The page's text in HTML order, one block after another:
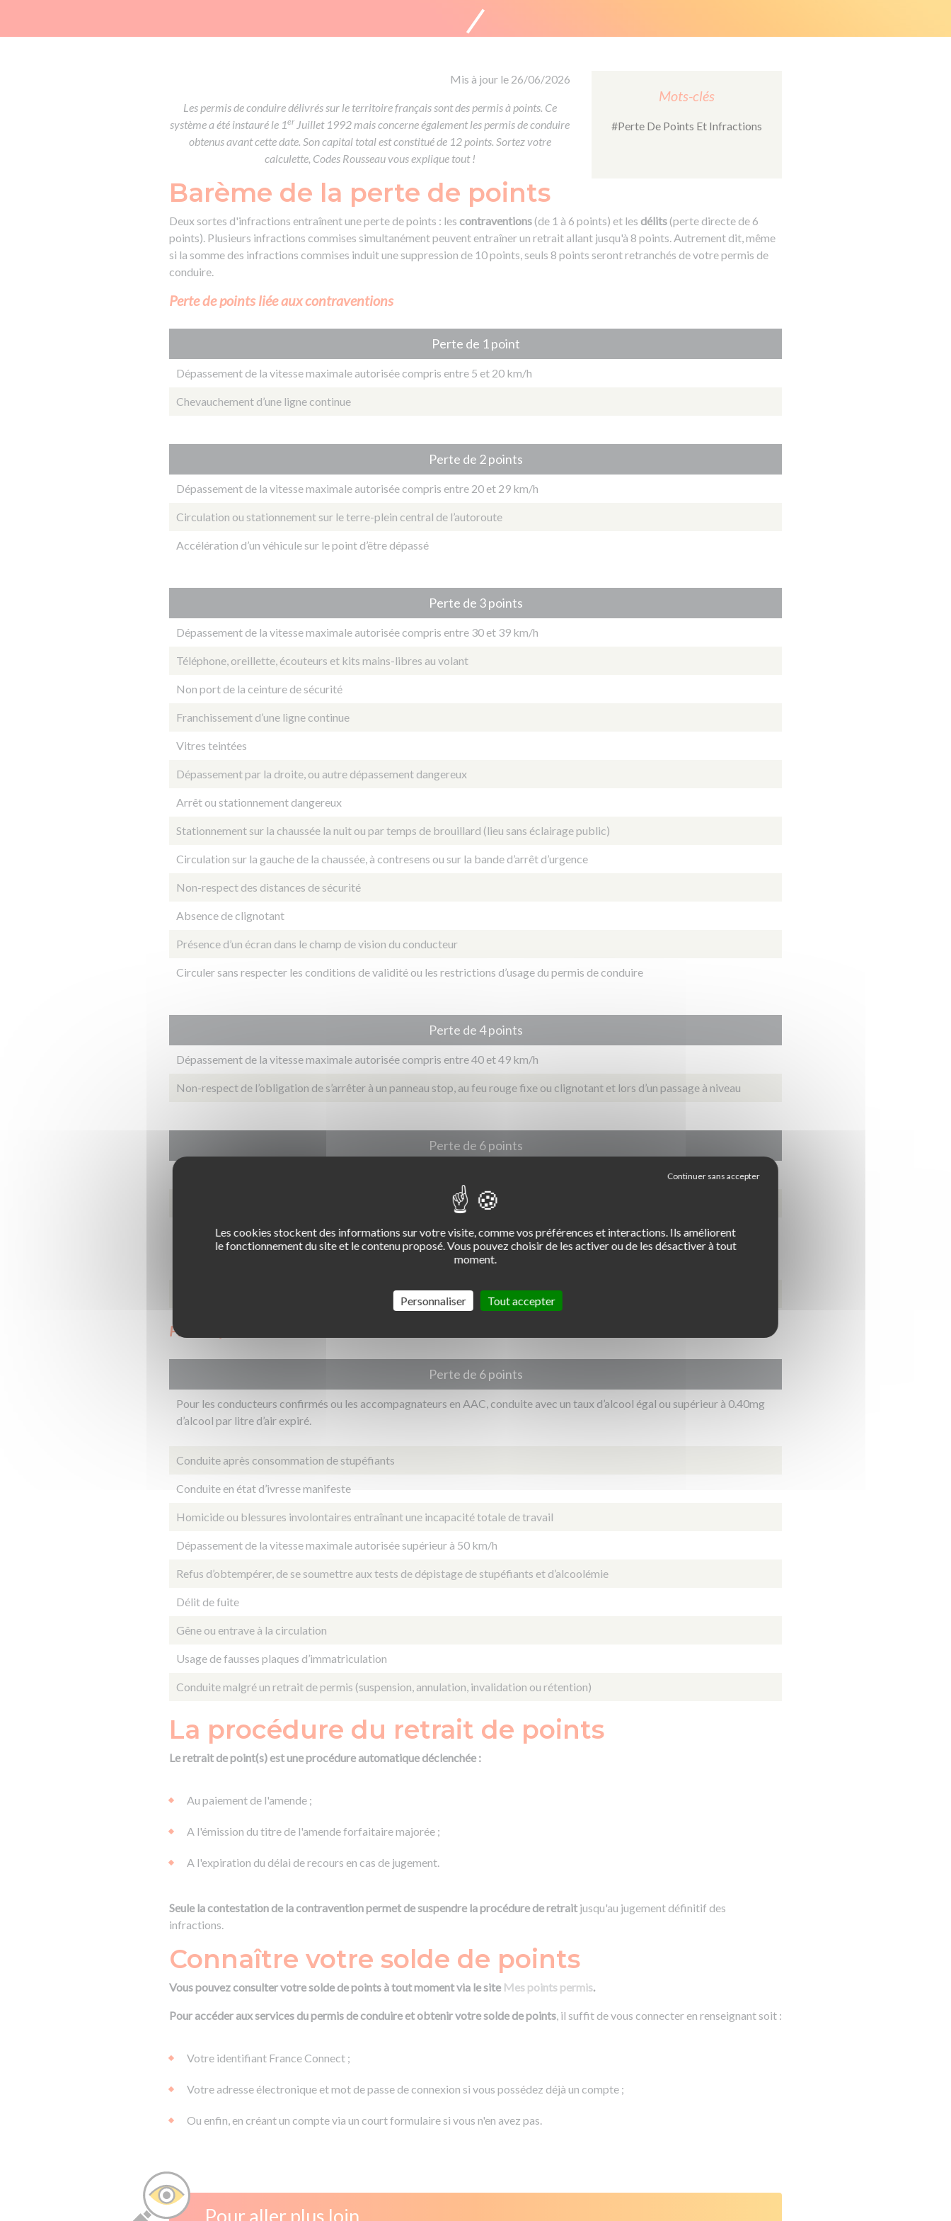
Devenir enseignant de la conduite
Mis à jour le 26/06/2026
Les permis de conduire délivrés sur le territoire français sont des permis à points. Ce
système a été instauré le 1er Juillet 1992 mais concerne également les permis de conduire
obtenus avant cette date. Son capital total est constitué de 12 points. Sortez votre
calculette, Codes Rousseau vous explique tout !
Mots-clés
#Perte De Points Et Infractions
Barème de la perte de points
Deux sortes d'infractions entraînent une perte de points : les contraventions(de 1 à 6 points) et les délits(perte directe de 6
points). Plusieurs infractions commises simultanément peuvent entraîner un retrait allant jusqu'à 8 points. Autrement dit, même
si la somme des infractions commises induit une suppression de 10 points, seuls 8 points seront retranchés de votre permis de
conduire.
Perte de points liée aux contraventions
Perte de 1 point
Dépassement de la vitesse maximale autorisée compris entre 5 et 20 km/h
Chevauchement d’une ligne continue
Perte de 2 points
Dépassement de la vitesse maximale autorisée compris entre 20 et 29 km/h
Circulation ou stationnement sur le terre-plein central de l’autoroute
Accélération d’un véhicule sur le point d’être dépassé
Perte de 3 points
Dépassement de la vitesse maximale autorisée compris entre 30 et 39 km/h
Téléphone, oreillette, écouteurs et kits mains-libres au volant
Non port de la ceinture de sécurité
Franchissement d’une ligne continue
Vitres teintées
Dépassement par la droite, ou autre dépassement dangereux
Arrêt ou stationnement dangereux
Stationnement sur la chaussée la nuit ou par temps de brouillard (lieu sans éclairage public)
Circulation sur la gauche de la chaussée, à contresens ou sur la bande d’arrêt d’urgence
Non-respect des distances de sécurité
Absence de clignotant
Présence d’un écran dans le champ de vision du conducteur
Circuler sans respecter les conditions de validité ou les restrictions d’usage du permis de conduire
Perte de 4 points
Dépassement de la vitesse maximale autorisée compris entre 40 et 49 km/h
Non-respect de l’obligation de s’arrêter à un panneau stop, au feu rouge fixe ou clignotant et lors d’un passage à niveau
Perte de 6 points
Circulation avec un détecteur de radar, un avertisseur ou un système antiradar
Pour les conducteurs confirmés ou les accompagnateurs en AAC, conduite avec un taux d’alcool égal ou supérieur à 0.25mg
et inférieur à 0.40mg d’alcool par litre d’air expiré. Pour les conducteurs en période probatoire, conduite avec un taux d'alcool
égal ou supérieur à 0.10mg et inférieur à 0.40mg par litre d'air expiré.
Non-respect des règles de priorité aux autres véhicules et aux piétons
Perte de points liée aux délits
Perte de 6 points
Pour les conducteurs confirmés ou les accompagnateurs en AAC, conduite avec un taux d’alcool égal ou supérieur à 0.40mg
d’alcool par litre d’air expiré​.
Conduite après consommation de stupéfiants
Conduite en état d’ivresse manifeste
Homicide ou blessures involontaires entraînant une incapacité totale de travail
Dépassement de la vitesse maximale autorisée supérieur à 50 km/h
Refus d’obtempérer, de se soumettre aux tests de dépistage de stupéfiants et d’alcoolémie
Délit de fuite
Gêne ou entrave à la circulation
Usage de fausses plaques d’immatriculation
Conduite malgré un retrait de permis (suspension, annulation, invalidation ou rétention)
La procédure du retrait de points
Le retrait de point(s) est une procédure automatique déclenchée :
Au paiement de l'amende ;
A l'émission du titre de l'amende forfaitaire majorée ;
A l'expiration du délai de recours en cas de jugement.
Seule la contestation de la contravention permet de suspendre la procédure de retraitjusqu'au jugement définitif des
infractions.
Connaître votre solde de points
Vous pouvez consulter votre solde de points à tout moment via le site Mes points permis.
Pour accéder aux services du permis de conduire et obtenir votre solde de points, il suffit de vous connecter en renseignant soit :
Votre identifiant France Connect ;
Votre adresse électronique et mot de passe de connexion si vous possédez déjà un compte ;
Ou enfin, en créant un compte via un court formulaire si vous n'en avez pas.
Pour aller plus loin
Les cookies stockent des informations sur votre visite, comme vos préférences et interactions. Ils améliorent
le fonctionnement du site et le contenu proposé. Vous pouvez choisir de les activer ou de les désactiver à tout
moment.
Tout accepter
Personnaliser